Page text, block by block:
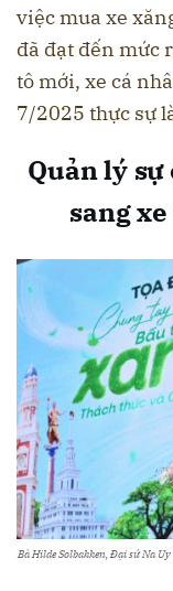
việc mua xe
đã đạt đến mức
tô mới, xe cá
7/2025 thực sự
Quản lý
sang
Bà Hilde Solbakken, Đại sứ Na